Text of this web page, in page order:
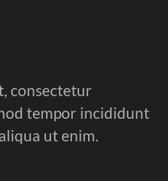
consectetur
tempor incididunt
ut enim.